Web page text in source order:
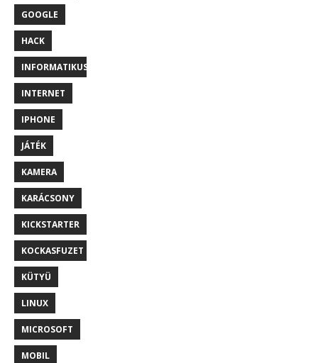
GOOGLE
HACK
INFORMATIKUS
INTERNET
IPHONE
JÁTÉK
KAMERA
KARÁCSONY
KICKSTARTER
KOCKASFUZET
KÜTYÜ
LINUX
MICROSOFT
MOBIL